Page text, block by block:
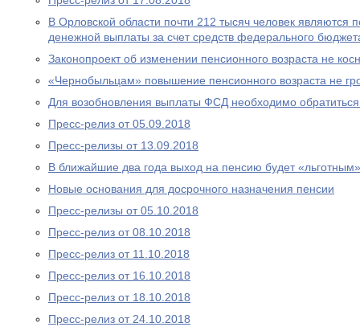
В Орловской области почти 212 тысяч человек являются
денежной выплаты за счет средств федерального
Законопроект об изменении пенсионного возраста не
«Чернобыльцам» повышение пенсионного возраста не
Для возобновления выплаты ФСД необходимо
Пресс-релиз от 05.09.2018
Пресс-релизы от 13.09.2018
В ближайшие два года выход на пенсию будет «льготным»
Новые основания для досрочного назначения пенсии
Пресс-релизы от 05.10.2018
Пресс-релиз от 08.10.2018
Пресс-релиз от 11.10.2018
Пресс-релиз от 16.10.2018
Пресс-релиз от 18.10.2018
Пресс-релиз от 24.10.2018